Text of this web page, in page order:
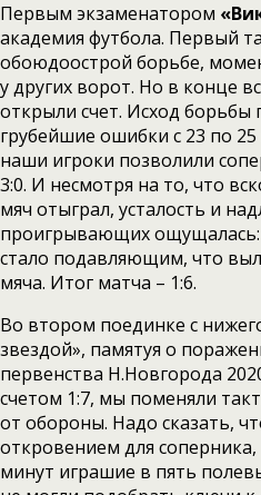
Первым экзаменатором
академия футбола. Первый
обоюдоострой борьбе,
у других ворот. Но в конце
открыли счет. Исход
грубейшие ошибки с 23 по
наши игроки позволили
3:0. И несмотря на то, что
мяч отыграл, усталость и
проигрывающих
стало подавляющим, что
мяча. Итог матча – 1:6.
Во втором поединке с
звездой», памятуя о
первенства Н.Новгорода
счетом 1:7, мы поменяли
от обороны. Надо сказать,
откровением для
минут играшие в пять